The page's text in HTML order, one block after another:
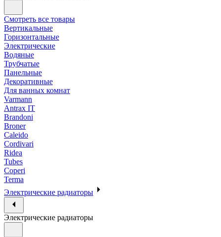
Смотреть все товары
Вертикальные
Горизонтальные
Электрические
Водяные
Трубчатые
Панельные
Декоративные
Для ванных комнат
Varmann
Antrax IT
Brandoni
Broner
Caleido
Cordivari
Ridea
Tubes
Coperi
Terma
Электрические радиаторы
Электрические радиаторы